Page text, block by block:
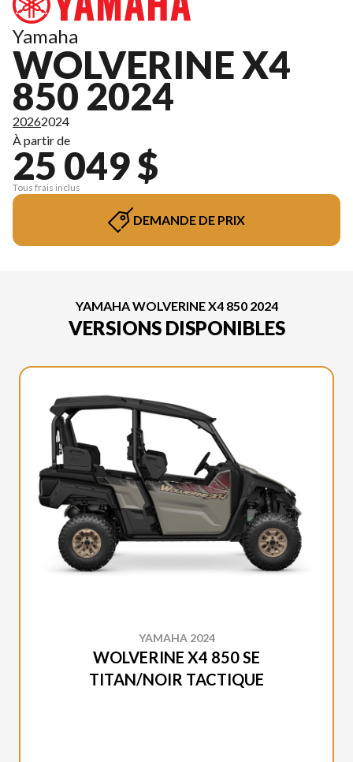
Yamaha
WOLVERINE X4
850 2024
20262024
À partir de
25 049 $
Tous frais inclus
DEMANDE DE PRIX
YAMAHA WOLVERINE X4 850 2024
VERSIONS DISPONIBLES
YAMAHA 2024
WOLVERINE X4 850 SE
TITAN/NOIR TACTIQUE